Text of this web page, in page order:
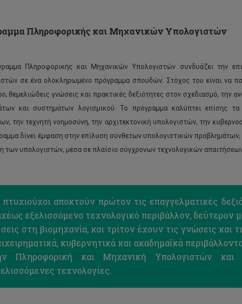
Πληροφορικής και Μηχανικών Υπολογιστών
Πληροφορικής και Μηχανικών Υπολογιστών συνδυάζει την
σε ένα ολοκληρωμένο πρόγραμμα σπουδών. Στόχος του είναι να
θεμελιώδεις γνώσεις και πρακτικές δεξιότητες στον σχεδιασμό, την
και συστημάτων λογισμικού. Το πρόγραμμα καλύπτει επίσης τα
την τεχνητή νοημοσύνη, την αρχιτεκτονική υπολογιστών, την
δίνει έμφαση στην επίλυση σύνθετων υπολογιστικών
των υπολογιστών, μέσα σε πλαίσιο σύγχρονων τεχνολογικών
πτυχιούχοι αποκτούν πρώτον τις επαγγελματικές
εξελισσόμενο τεχνολογικό περιβάλλον, δεύτερον
στη βιομηχανία, και τρίτον έχουν τις γνώσεις και
κυβερνητικά και ακαδημαϊκά
Πληροφορική και Μηχανική Υπολογιστών και
τεχνολογίες.